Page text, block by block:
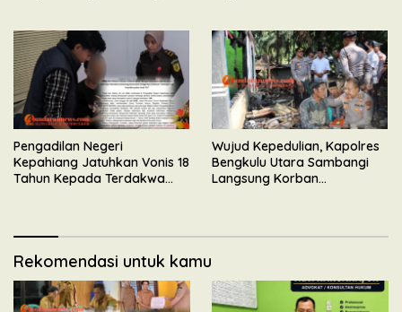
Keributan
Pengadilan Negeri
Kepahiang Jatuhkan Vonis 18
Tahun Kepada Terdakwa
Wujud Kepedulian, Kapolres
Bengkulu Utara Sambangi
Langsung Korban
Rekomendasi untuk kamu